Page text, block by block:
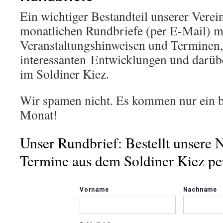
Ein wichtiger Bestandteil unserer
monatlichen Rundbriefe (per E-Mail)
Veranstaltungshinweisen und
interessanten Entwicklungen und
im Soldiner Kiez.
Wir spamen nicht. Es kommen nur ein
Monat!
Unser Rundbrief: Bestellt unsere
Termine aus dem Soldiner Kiez